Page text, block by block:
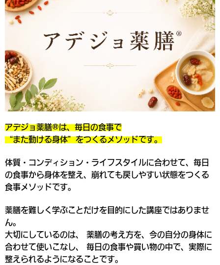
アデジョ薬膳®は、 毎日の食事で
“また動ける身体” をつくるメソッドです。
体質・コンディション・ライフスタイルに合わせて、毎日
の食事から身体を整え、崩れても戻しやすい状態をつくる
食事メソッドです。
薬膳を難しく学ぶことだけを目的にした講座ではありませ
ん。
大切にしているのは、 薬膳の考え方を、今の自分の身体に
合わせて使いこなし、 毎日の食事や買い物の中で、実際に
整えられるようになることです。